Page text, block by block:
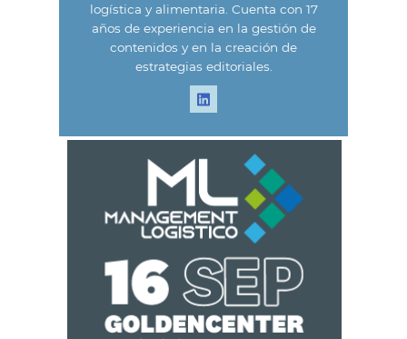
logística y alimentaria. Cuenta con 17
años de experiencia en la gestión de
contenidos y en la creación de
estrategias editoriales.